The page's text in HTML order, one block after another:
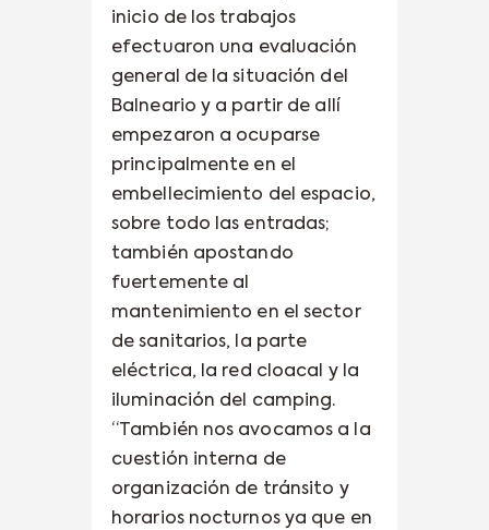
inicio de los trabajos
efectuaron una evaluación
general de la situación del
Balneario y a partir de allí
empezaron a ocuparse
principalmente en el
embellecimiento del espacio,
sobre todo las entradas;
también apostando
fuertemente al
mantenimiento en el sector
de sanitarios, la parte
eléctrica, la red cloacal y la
iluminación del camping.
“También nos avocamos a la
cuestión interna de
organización de tránsito y
horarios nocturnos ya que en